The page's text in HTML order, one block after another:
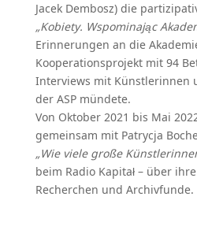
Jacek Dembosz) die
„Kobiety. Wspominając
Erinnerungen an die
Kooperationsprojekt mit 94
Interviews mit Künstlerinnen
der ASP mündete.
Von Oktober 2021 bis Mai
gemeinsam mit Patrycja
„Wie viele große
beim Radio Kapitał – über
Recherchen und Archivfunde.